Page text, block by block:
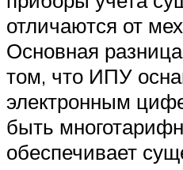
отличаются от
Основная
том, что ИПУ
электронным
быть
обеспечивает